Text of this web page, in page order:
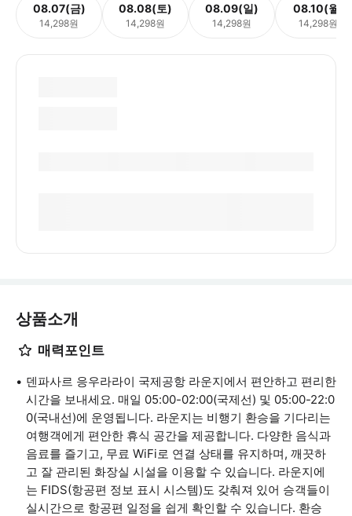
08.07(금)
14,298원
08.08(토)
14,298원
08.09(일)
14,298원
08.10(월)
14,298원
상품소개
매력포인트
덴파사르 응우라라이 국제공항 라운지에서 편안하고 편리한
시간을 보내세요. 매일 05:00-02:00(국제선) 및 05:00-22:0
0(국내선)에 운영됩니다. 라운지는 비행기 환승을 기다리는
여행객에게 편안한 휴식 공간을 제공합니다. 다양한 음식과
음료를 즐기고, 무료 WiFi로 연결 상태를 유지하며, 깨끗하
고 잘 관리된 화장실 시설을 이용할 수 있습니다. 라운지에
는 FIDS(항공편 정보 표시 시스템)도 갖춰져 있어 승객들이
실시간으로 항공편 일정을 쉽게 확인할 수 있습니다. 환승